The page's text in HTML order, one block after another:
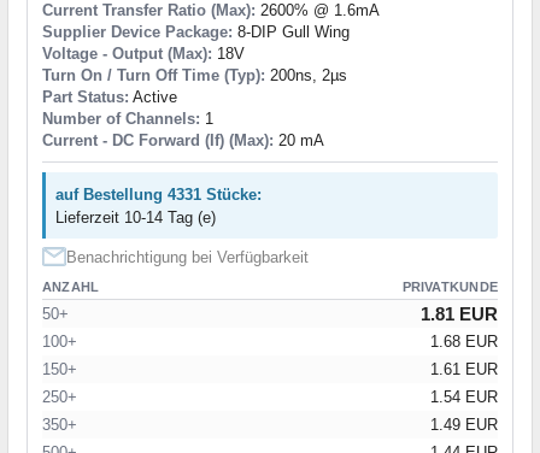
Current Transfer Ratio (Max): 2600% @ 1.6mA
Supplier Device Package: 8-DIP Gull Wing
Voltage - Output (Max): 18V
Turn On / Turn Off Time (Typ): 200ns, 2µs
Part Status: Active
Number of Channels: 1
Current - DC Forward (If) (Max): 20 mA
auf Bestellung 4331 Stücke:
Lieferzeit 10-14 Tag (e)
Benachrichtigung bei Verfügbarkeit
ANZAHL PRIVATKUNDE
50+ 1.81 EUR
100+
1.68 EUR
150+
1.61 EUR
250+
1.54 EUR
350+
1.49 EUR